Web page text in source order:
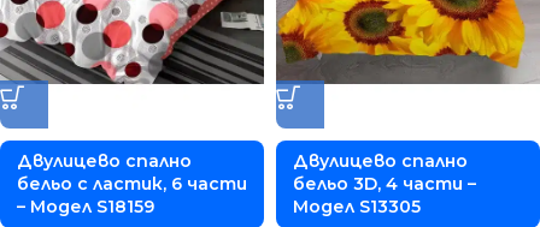
Двулицево спално
бельо с ластик, 6 части
– Модел S18159
Двулицево спално
бельо 3D, 4 части –
Модел S13305